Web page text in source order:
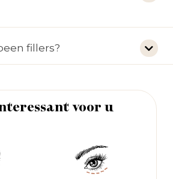
fillers?
voor u